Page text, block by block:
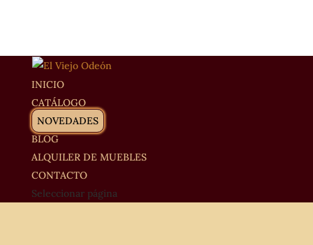
INICIO
CATÁLOGO
NOVEDADES
BLOG
ALQUILER DE MUEBLES
CONTACTO
Seleccionar página